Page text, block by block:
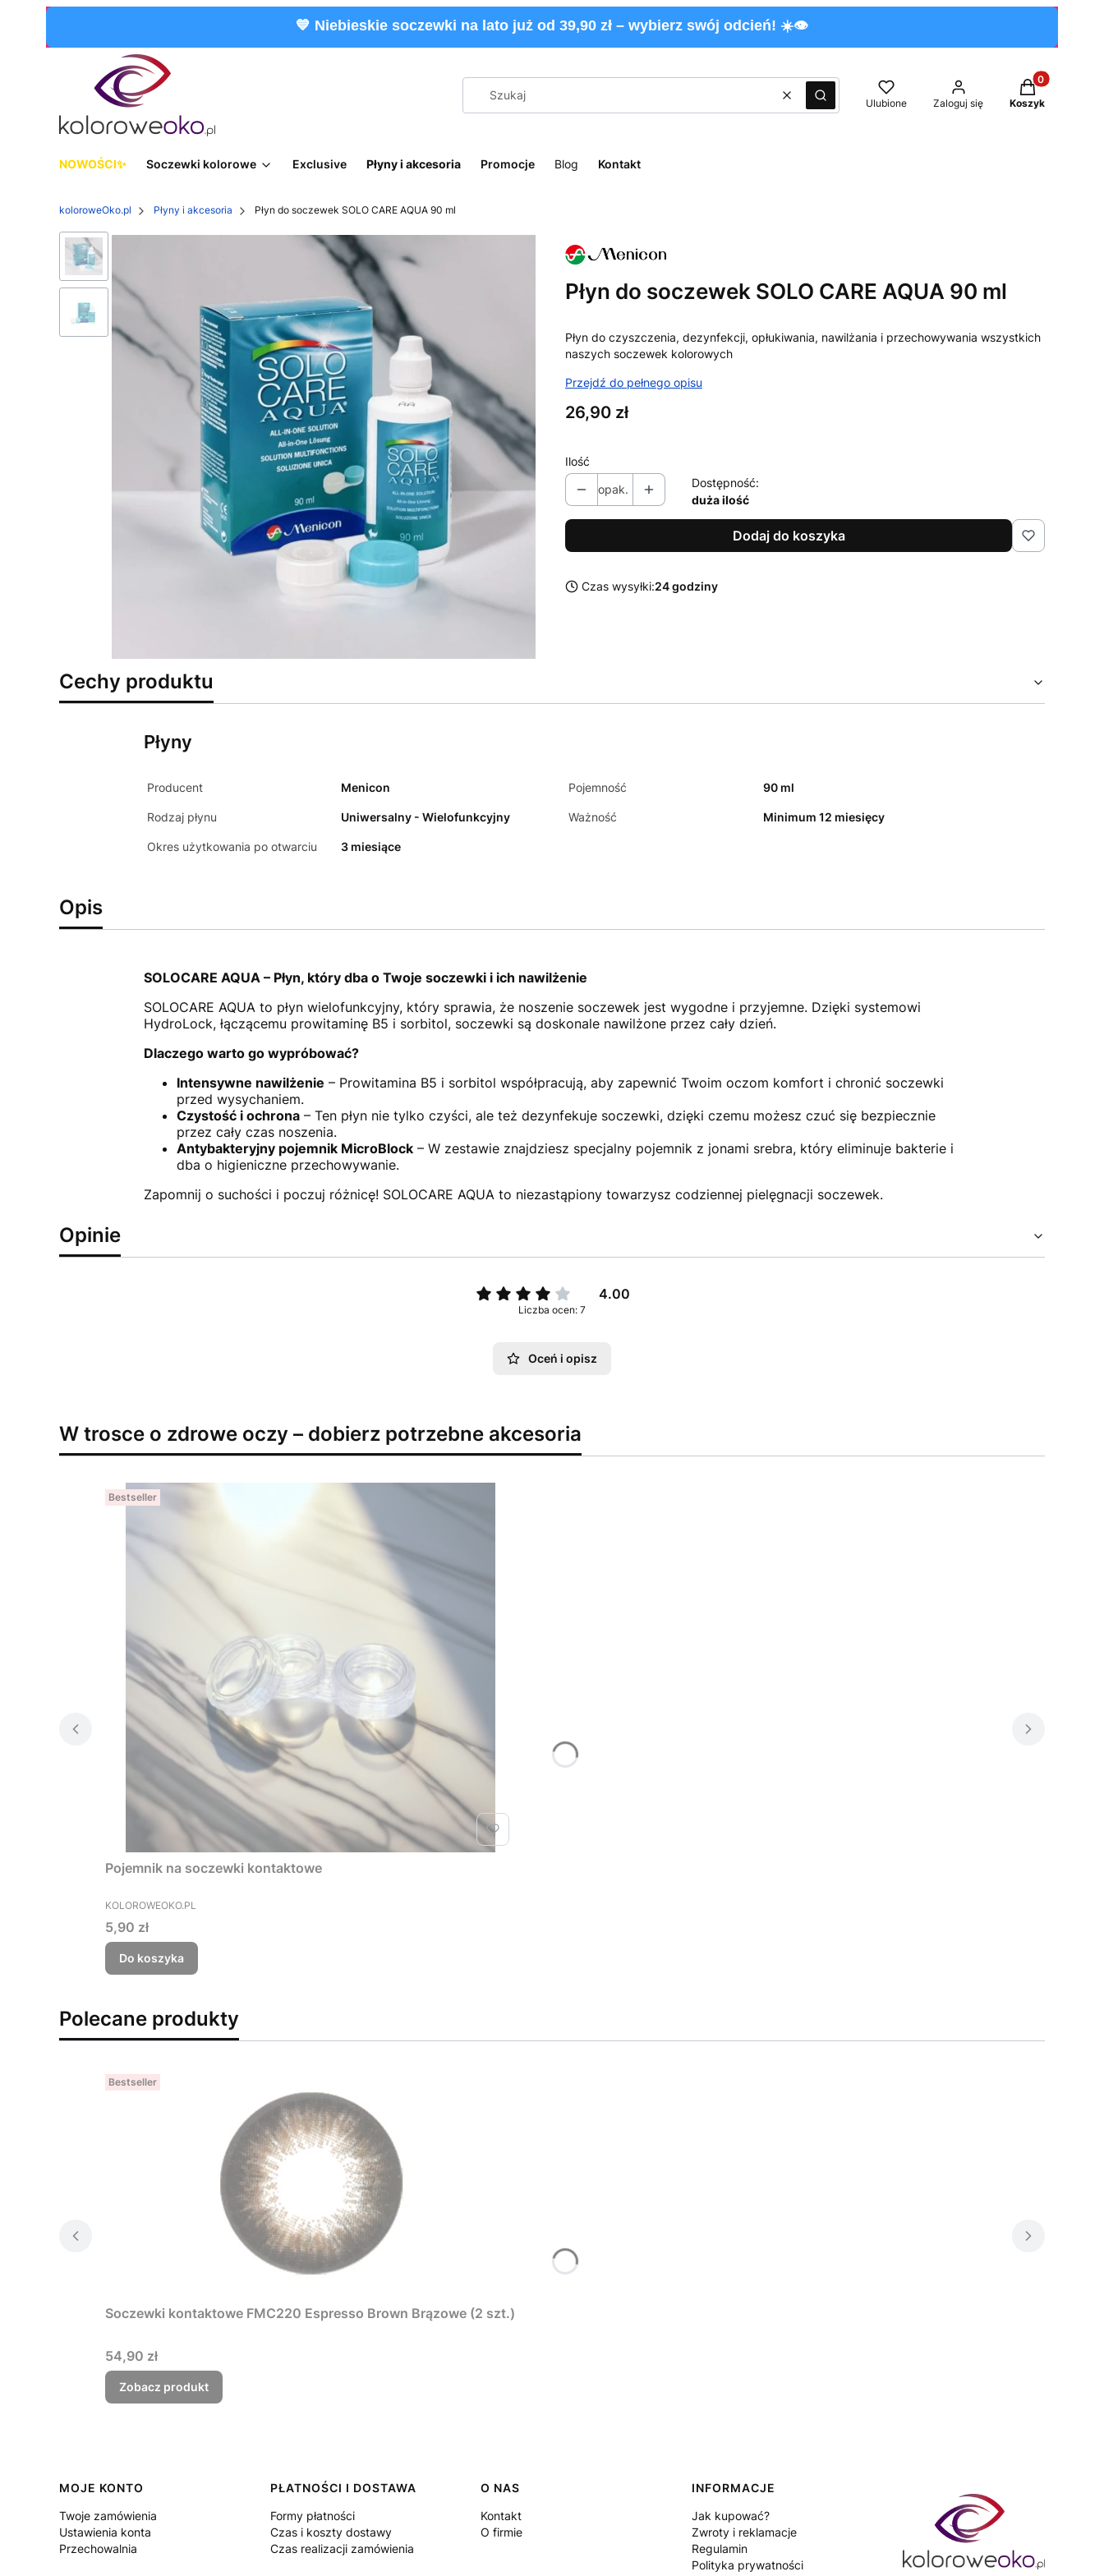
💙 Niebieskie soczewki na lato już od 39,90 zł – wybierz swój odcień! ☀️👁️
WyczyśćSzukaj Ulubione Zaloguj się
Produkty w
Koszyk
NOWOŚCI Soczewki kolorowe Exclusive Płyny i akcesoria Promocje Blog Kontakt
koloroweOko.pl Płyny i akcesoria Płyn do soczewek SOLO CARE AQUA 90 ml
Płyn do soczewek SOLO CARE AQUA 90 ml
Płyn do czyszczenia, dezynfekcji, opłukiwania, nawilżania i przechowywania wszystkich
naszych soczewek kolorowych
Przejdź do pełnego opisu
Cena
26,90 zł
Ilość
opak.
Dostępność:
duża ilość
Dodaj do koszyka
Czas wysyłki:24 godziny
Cechy produktu
Płyny
Producent Menicon Pojemność 90 ml
Rodzaj płynu Uniwersalny - Wielofunkcyjny Ważność Minimum 12 miesięcy
Okres użytkowania po otwarciu 3 miesiące
Opis
SOLOCARE AQUA – Płyn, który dba o Twoje soczewki i ich nawilżenie
SOLOCARE AQUA to płyn wielofunkcyjny, który sprawia, że noszenie soczewek jest wygodne i przyjemne. Dzięki systemowi
HydroLock, łączącemu prowitaminę B5 i sorbitol, soczewki są doskonale nawilżone przez cały dzień.
Dlaczego warto go wypróbować?
Intensywne nawilżenie – Prowitamina B5 i sorbitol współpracują, aby zapewnić Twoim oczom komfort i chronić soczewki
przed wysychaniem.
Czystość i ochrona– Ten płyn nie tylko czyści, ale też dezynfekuje soczewki, dzięki czemu możesz czuć się bezpiecznie
przez cały czas noszenia.
Antybakteryjny pojemnik MicroBlock– W zestawie znajdziesz specjalny pojemnik z jonami srebra, który eliminuje bakterie i
dba o higieniczne przechowywanie.
Zapomnij o suchości i poczuj różnicę! SOLOCARE AQUA to niezastąpiony towarzysz codziennej pielęgnacji soczewek.
Opinie
4.00
Liczba ocen: 7
Oceń i opisz
W trosce o zdrowe oczy – dobierz potrzebne akcesoria
Bestseller
Pojemnik na soczewki kontaktowe
PRODUCENT
KOLOROWEOKO.PL
Cena
5,90 zł
Do koszyka
Polecane produkty
Bestseller
Soczewki kontaktowe FMC220 Espresso Brown Brązowe (2 szt.)
Cena
54,90 zł
Zobacz produkt
Linki w stopce
MOJE KONTO
Twoje zamówienia
Ustawienia konta
Przechowalnia
PŁATNOŚCI I DOSTAWA
Formy płatności
Czas i koszty dostawy
Czas realizacji zamówienia
O NAS
Kontakt
O firmie
INFORMACJE
Jak kupować?
Zwroty i reklamacje
Regulamin
Polityka prywatności